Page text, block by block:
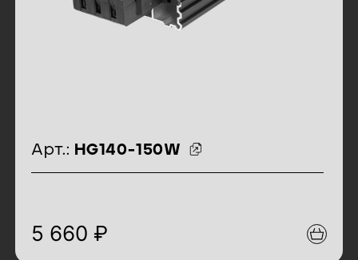
идентификаторы товара
Арт.: HG140-150W
5 660 ₽